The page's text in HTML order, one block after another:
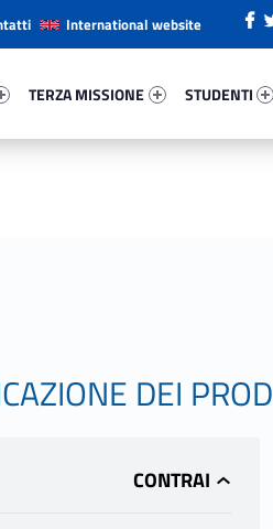
TERZA MISSIONE
STUDENTI
International website
DEI